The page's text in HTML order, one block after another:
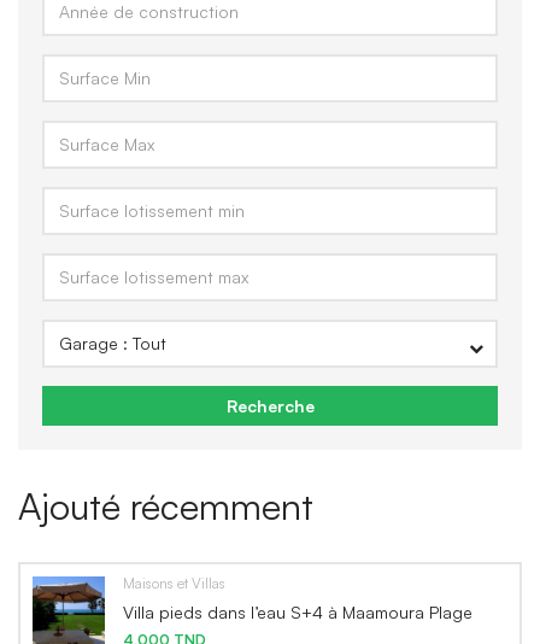
Recherche
Ajouté récemment
Maisons et Villas
Villa pieds dans l’eau S+4 à Maamoura Plage
4,000 TND